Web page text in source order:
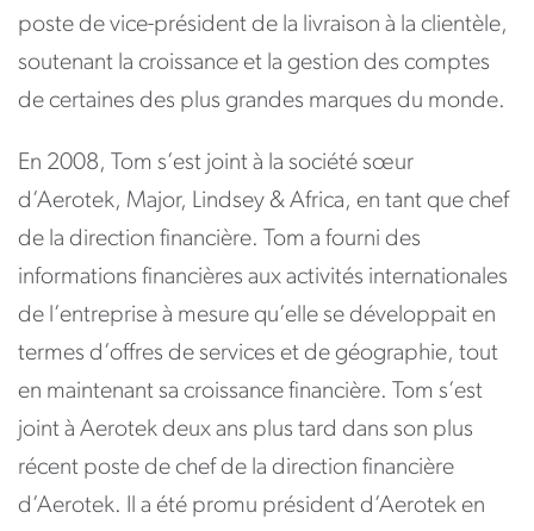
poste de vice-président de la livraison à la clientèle,
soutenant la croissance et la gestion des comptes
de certaines des plus grandes marques du monde.
En 2008, Tom s’est joint à la société sœur
d’Aerotek, Major, Lindsey & Africa, en tant que chef
de la direction financière. Tom a fourni des
informations financières aux activités internationales
de l’entreprise à mesure qu’elle se développait en
termes d’offres de services et de géographie, tout
en maintenant sa croissance financière. Tom s’est
joint à Aerotek deux ans plus tard dans son plus
récent poste de chef de la direction financière
d’Aerotek. Il a été promu président d’Aerotek en